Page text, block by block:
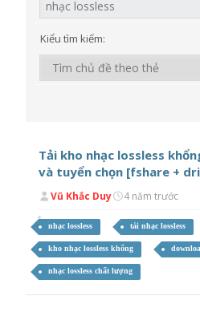
Kiểu tìm kiếm:
Tải kho nhạc lossless
và tuyển chọn [fshare +
Vũ Khắc Duy 4 năm trước
nhạc lossless tải nhạc lossless
kho nhạc lossless khổng
nhạc lossless chất lượng